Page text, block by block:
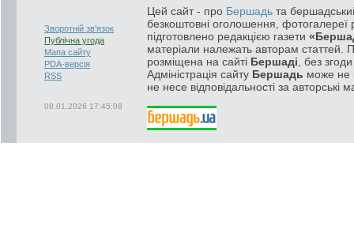
Зворотній зв'язок
Публічна угода
Мапа сайту
PDA-версія
RSS
08.01.2026 17:45:08
Цей сайт - про Бершадь та
безкоштовні оголошення, фотогалереї
підготовлено редакцією газети
матеріали належать авторам статтей.
розміщена на сайті Бершаді , без
Адміністрація сайту Бершадь може не
не несе відповідальності за авторські